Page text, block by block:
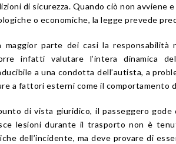
di sicurezza. Quando ciò non avviene
o economiche, la legge prevede
maggior parte dei casi la responsabilità
infatti valutare l’intera dinamica
a una condotta dell’autista, a
a fattori esterni come il comportamento
di vista giuridico, il passeggero
lesioni durante il trasporto non è
dell’incidente, ma deve provare di